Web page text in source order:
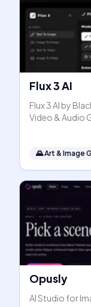
Flux 3 AI
Flux 3 AI by
Video & Audio
🌄Art & Image
Opusly
AI Studio for